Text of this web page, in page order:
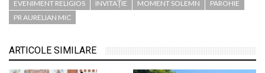
EVENIMENT RELIGIOS
INVITAȚIE MOMENT SOLEMN
PAROHIE
PR AURELIAN MIC
ARTICOLE SIMILARE